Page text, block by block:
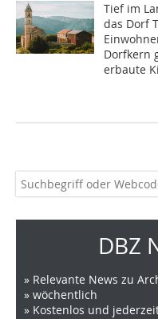
Tief im
das Dorf
Dorfkern
erbaute
DBZ
» Relevante News zu
» wöchentlich
» Kostenlos und